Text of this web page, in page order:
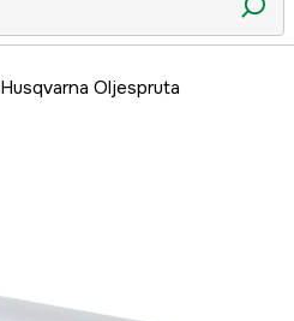
Husqvarna Oljespruta